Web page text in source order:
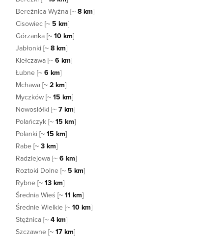
Bereżnica Wyżna [~ 8 km]
Cisowiec [~ 5 km]
Górzanka [~ 10 km]
Jabłonki [~ 8 km]
Kiełczawa [~ 6 km]
Łubne [~ 6 km]
Mchawa [~ 2 km]
Myczków [~ 15 km]
Nowosiółki [~ 7 km]
Polańczyk [~ 15 km]
Polanki [~ 15 km]
Rabe [~ 3 km]
Radziejowa [~ 6 km]
Roztoki Dolne [~ 5 km]
Rybne [~ 13 km]
Średnia Wieś [~ 11 km]
Średnie Wielkie [~ 10 km]
Stężnica [~ 4 km]
Szczawne [~ 17 km]